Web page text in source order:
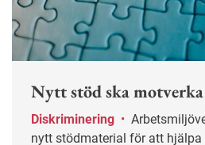
Nytt stöd ska
Diskriminering •
nytt stödmaterial för att hjälpa